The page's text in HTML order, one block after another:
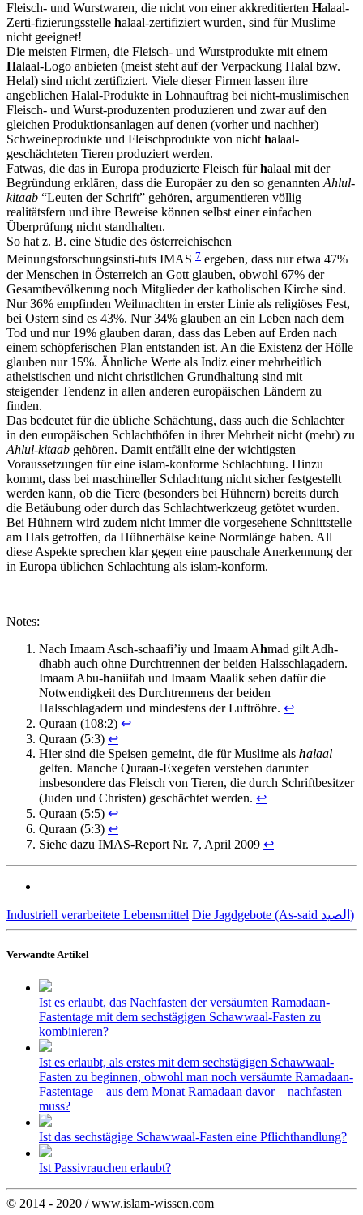
Fleisch- und Wurstwaren, die nicht von einer akkreditierten Halaal-
Zerti-fizierungsstelle halaal-zertifiziert wurden, sind für Muslime
nicht geeignet!
Die meisten Firmen, die Fleisch- und Wurstprodukte mit einem
Halaal-Logo anbieten (meist steht auf der Verpackung Halal bzw.
Helal) sind nicht zertifiziert. Viele dieser Firmen lassen ihre
angeblichen Halal-Produkte in Lohnauftrag bei nicht-muslimischen
Fleisch- und Wurst-produzenten produzieren und zwar auf den
gleichen Produktionsanlagen auf denen (vorher und nachher)
Schweineprodukte und Fleischprodukte von nicht halaal-
geschächteten Tieren produziert werden.
Fatwas, die das in Europa produzierte Fleisch fürhalaal mit der
Begründung erklären, dass die Europäer zu den so genannten Ahlul-
kitaab “Leuten der Schrift” gehören, argumentieren völlig
realitätsfern und ihre Beweise können selbst einer einfachen
Überprüfung nicht standhalten.
So hat z. B. eine Studie des österreichischen
Meinungsforschungsinsti-tuts IMAS 7 ergeben, dass nur etwa 47%
der Menschen in Österreich an Gott glauben, obwohl 67% der
Gesamtbevölkerung noch Mitglieder der katholischen Kirche sind.
Nur 36% empfinden Weihnachten in erster Linie als religiöses Fest,
bei Ostern sind es 43%. Nur 34% glauben an ein Leben nach dem
Tod und nur 19% glauben daran, dass das Leben auf Erden nach
einem schöpferischen Plan entstanden ist. An die Existenz der Hölle
glauben nur 15%. Ähnliche Werte als Indiz einer mehrheitlich
atheistischen und nicht christlichen Grundhaltung sind mit
steigender Tendenz in allen anderen europäischen Ländern zu
finden.
Das bedeutet für die übliche Schächtung, dass auch die Schlachter
in den europäischen Schlachthöfen in ihrer Mehrheit nicht (mehr) zu
Ahlul-kitaab gehören. Damit entfällt eine der wichtigsten
Voraussetzungen für eine islam-konforme Schlachtung. Hinzu
kommt, dass bei maschineller Schlachtung nicht sicher festgestellt
werden kann, ob die Tiere (besonders bei Hühnern) bereits durch
die Betäubung oder durch das Schlachtwerkzeug getötet wurden.
Bei Hühnern wird zudem nicht immer die vorgesehene Schnittstelle
am Hals getroffen, da Hühnerhälse keine Normlänge haben. All
diese Aspekte sprechen klar gegen eine pauschale Anerkennung der
in Europa üblichen Schlachtung als islam-konform.
Notes:
Nach Imaam Asch-schaafi’iy und Imaam Ahmad gilt Adh-
dhabh auch ohne Durchtrennen der beiden Hals­schlag­adern.
Imaam Abu-haniifah und Imaam Maalik sehen dafür die
Notwendig­keit des Durchtrennens der beiden
Halsschlagadern und mindestens der Luftröhre. ↩
Quraan (108:2) ↩
Quraan (5:3) ↩
Hier sind die Speisen gemeint, die für Muslime als halaal
gelten. Manche Quraan-Exegeten verstehen darunter
insbesondere das Fleisch von Tieren, die durch Schriftbesitzer
(Juden und Christen) geschächtet werden. ↩
Quraan (5:5) ↩
Quraan (5:3) ↩
Siehe dazu IMAS-Report Nr. 7, April 2009 ↩
Industriell verarbeitete Lebensmittel Die Jagdgebote (As-said الصيد)
Verwandte Artikel
Ist es erlaubt, das Nachfasten der versäumten Ramadaan-
Fastentage mit dem sechstägigen Schawwaal-Fasten zu
kombinieren?
Ist es erlaubt, als erstes mit dem sechstägigen Schawwaal-
Fasten zu beginnen, obwohl man noch versäumte Ramadaan-
Fastentage – aus dem Monat Ramadaan davor – nachfasten
muss?
Ist das sechstägige Schawwaal-Fasten eine Pflichthandlung?
Ist Passivrauchen erlaubt?
© 2014 - 2020 / www.islam-wissen.com